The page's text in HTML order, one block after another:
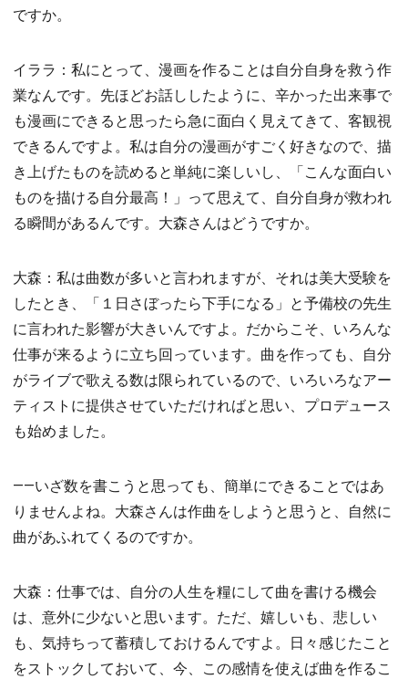
ですか。
イララ：私にとって、漫画を作ることは自分自身を救う作
業なんです。先ほどお話ししたように、辛かった出来事で
も漫画にできると思ったら急に面白く見えてきて、客観視
できるんですよ。私は自分の漫画がすごく好きなので、描
き上げたものを読めると単純に楽しいし、「こんな面白い
ものを描ける自分最高！」って思えて、自分自身が救われ
る瞬間があるんです。大森さんはどうですか。
大森：私は曲数が多いと言われますが、それは美大受験を
したとき、「１日さぼったら下手になる」と予備校の先生
に言われた影響が大きいんですよ。だからこそ、いろんな
仕事が来るように立ち回っています。曲を作っても、自分
がライブで歌える数は限られているので、いろいろなアー
ティストに提供させていただければと思い、プロデュース
も始めました。
――いざ数を書こうと思っても、簡単にできることではあ
りませんよね。大森さんは作曲をしようと思うと、自然に
曲があふれてくるのですか。
大森：仕事では、自分の人生を糧にして曲を書ける機会
は、意外に少ないと思います。ただ、嬉しいも、悲しい
も、気持ちって蓄積しておけるんですよ。日々感じたこと
をストックしておいて、今、この感情を使えば曲を作るこ